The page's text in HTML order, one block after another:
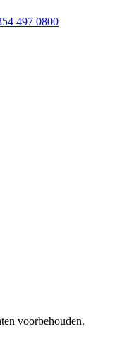
497 0800
voorbehouden.